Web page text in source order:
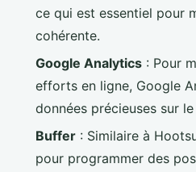
ce qui est essentiel pour
cohérente.
Google Analytics : Pour
efforts en ligne, Google
données précieuses sur
Buffer : Similaire à
pour programmer des